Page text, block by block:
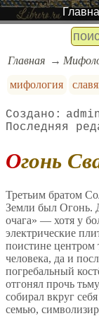
Главная
мифология
Огонь
Третьим братом
Земли был Огонь.
очага» — хотя у
электрические
поистине центром
человека, да и
погребальный
отгонял прочь
собирал вкруг
семью,